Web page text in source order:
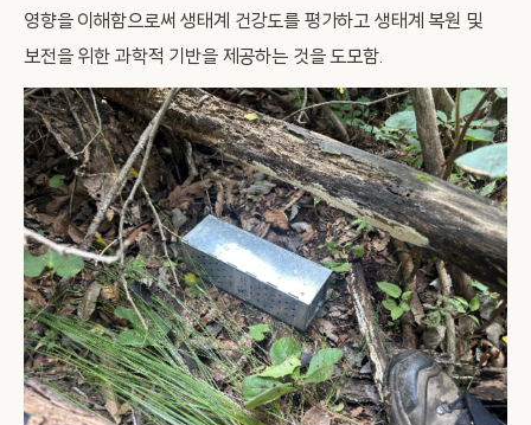
영향을 이해함으로써 생태계 건강도를 평가하고 생태계 복원 및
보전을 위한 과학적 기반을 제공하는 것을 도모함.